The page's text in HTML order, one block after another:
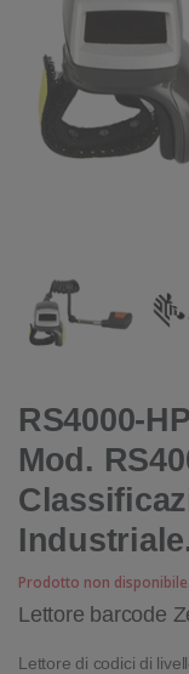
RS4000-
Mod.
Prodotto non
Lettore barcode
Lettore di codici di